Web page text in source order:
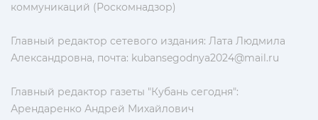
коммуникаций (Роскомнадзор)
Главный редактор сетевого издания: Лата Людмила
Александровна, почта: kubansegodnya2024@mail.ru
Главный редактор газеты "Кубань сегодня":
Арендаренко Андрей Михайлович